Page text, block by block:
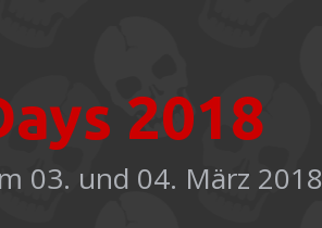
2018
03. und 04. März 2018